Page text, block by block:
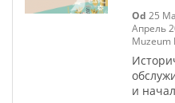
Od 25
Апрель
Muzeum
и